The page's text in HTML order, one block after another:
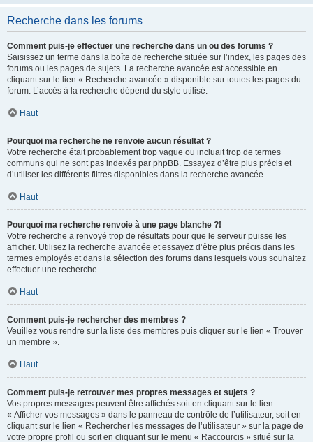
Recherche dans les forums
Comment puis-je effectuer une recherche dans un ou des forums ?
Saisissez un terme dans la boîte de recherche située sur l’index, les pages des
forums ou les pages de sujets. La recherche avancée est accessible en
cliquant sur le lien « Recherche avancée » disponible sur toutes les pages du
forum. L’accès à la recherche dépend du style utilisé.
Haut
Pourquoi ma recherche ne renvoie aucun résultat ?
Votre recherche était probablement trop vague ou incluait trop de termes
communs qui ne sont pas indexés par phpBB. Essayez d’être plus précis et
d’utiliser les différents filtres disponibles dans la recherche avancée.
Haut
Pourquoi ma recherche renvoie à une page blanche ?!
Votre recherche a renvoyé trop de résultats pour que le serveur puisse les
afficher. Utilisez la recherche avancée et essayez d’être plus précis dans les
termes employés et dans la sélection des forums dans lesquels vous souhaitez
effectuer une recherche.
Haut
Comment puis-je rechercher des membres ?
Veuillez vous rendre sur la liste des membres puis cliquer sur le lien « Trouver
un membre ».
Haut
Comment puis-je retrouver mes propres messages et sujets ?
Vos propres messages peuvent être affichés soit en cliquant sur le lien
« Afficher vos messages » dans le panneau de contrôle de l’utilisateur, soit en
cliquant sur le lien « Rechercher les messages de l’utilisateur » sur la page de
votre propre profil ou soit en cliquant sur le menu « Raccourcis » situé sur la